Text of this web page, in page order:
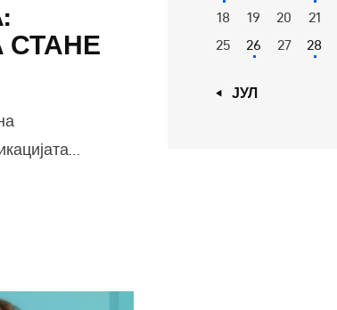
СТАНЕ
18
19 20 21
25
26 27 28
« ЈУЛ